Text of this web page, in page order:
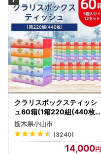
クラリスボックスティッシ
ュ60箱(1箱220組(440枚))
(5個入り×12セット)【配送
不可地域：離島・沖縄県】
【1256759】
栃木県小山市
(3240)
14,000